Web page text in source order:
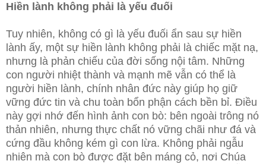
Hiền lành không phải là yếu đuối
Tuy nhiên, không có gì là yếu đuối ẩn sau sự hiền
lành ấy, một sự hiền lành không phải là chiếc mặt nạ,
nhưng là phản chiếu của đời sống nội tâm. Những
con người nhiệt thành và mạnh mẽ vẫn có thể là
người hiền lành, chính nhân đức này giúp họ giữ
vững đức tin và chu toàn bổn phận cách bền bỉ. Điều
này gợi nhớ đến hình ảnh con bò: bên ngoài trông nó
thản nhiên, nhưng thực chất nó vững chãi như đá và
cứng đầu không kém gì con lừa. Không phải ngẫu
nhiên mà con bò được đặt bên máng cỏ, nơi Chúa